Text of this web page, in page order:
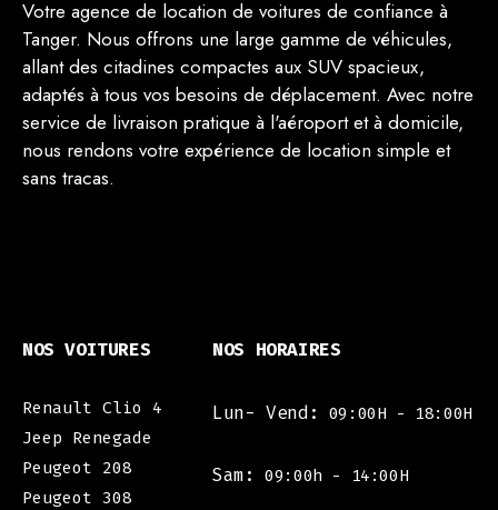
Votre agence de location de voitures de confiance à
Tanger. Nous offrons une large gamme de véhicules,
allant des citadines compactes aux SUV spacieux,
adaptés à tous vos besoins de déplacement. Avec notre
service de livraison pratique à l'aéroport et à domicile,
nous rendons votre expérience de location simple et
sans tracas.
NOS VOITURES
Renault Clio 4
Jeep Renegade
Peugeot 208
Peugeot 308
NOS HORAIRES
Lun- Vend: 09:00H - 18:00H
Sam: 09:00h - 14:00H